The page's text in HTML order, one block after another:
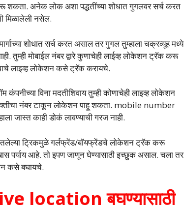
शकता. अनेक लोक अशा पद्धतींच्या शोधात गुगलवर सर्च करत
मिळालेली नसेल.
शोधात सर्च करत असाल तर गुगल तुम्हाला चक्रव्यूह मध्ये
तुम्ही मोबाईल नंबर द्वारे कुणाचेही लाईव्ह लोकेशन ट्रॅक करू
लाइव्ह लोकेशन कसे ट्रॅक करायचे.
विना मदतीशिवाय तुम्ही कोणाचेही लाइव्ह लोकेशन
व्यक्तीचा नंबर टाकून लोकेशन पाहू शकता. mobile number
जास्त काही डोकं लावण्याची गरज नाही.
ट्रिकमुळे गर्लफ्रेंड/बॉयफ्रेंडचे लोकेशन ट्रॅक करू
पर्याय आहे. तो इपण जाणून घेण्यासाठी इच्छुक असाल. चला तर
कसे बघायचे.
location बघण्यासाठी